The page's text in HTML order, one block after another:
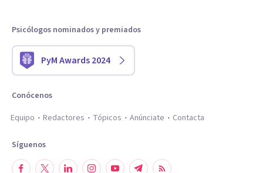
Psicólogos nominados y premiados
PyM Awards 2024
Conócenos
Equipo
Redactores Tópicos Anúnciate Contacta
Síguenos